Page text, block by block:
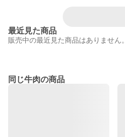
最近見た商品
販売中の最近見た商品はありません。
同じ牛肉の商品